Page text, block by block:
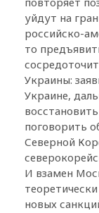
уйдут на
российско-
то
Украины:
Украине,
поговорить
Северной
И взамен
новых